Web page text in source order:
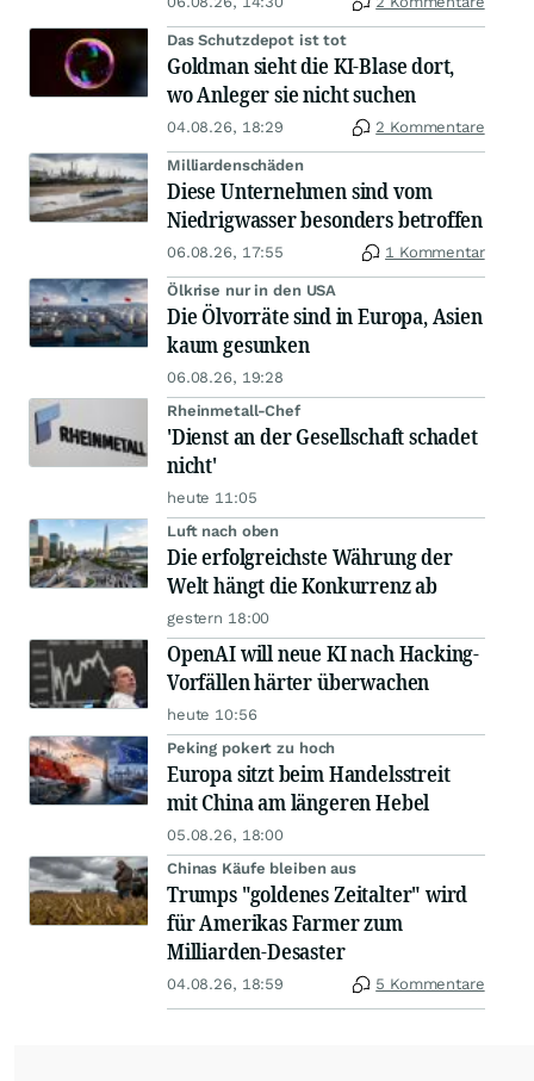
Das Schutzdepot ist tot
Goldman sieht die KI-Blase dort,
wo Anleger sie nicht suchen
04.08.26, 18:29 2 Kommentare
Milliardenschäden
Diese Unternehmen sind vom
Niedrigwasser besonders betroffen
06.08.26, 17:55 1 Kommentar
Ölkrise nur in den USA
Die Ölvorräte sind in Europa, Asien
kaum gesunken
06.08.26, 19:28
Rheinmetall-Chef
'Dienst an der Gesellschaft schadet
nicht'
heute 11:05
Luft nach oben
Die erfolgreichste Währung der
Welt hängt die Konkurrenz ab
gestern 18:00
OpenAI will neue KI nach Hacking-
Vorfällen härter überwachen
heute 10:56
Peking pokert zu hoch
Europa sitzt beim Handelsstreit
mit China am längeren Hebel
05.08.26, 18:00
Chinas Käufe bleiben aus
Trumps "goldenes Zeitalter" wird
für Amerikas Farmer zum
Milliarden-Desaster
04.08.26, 18:59 5 Kommentare